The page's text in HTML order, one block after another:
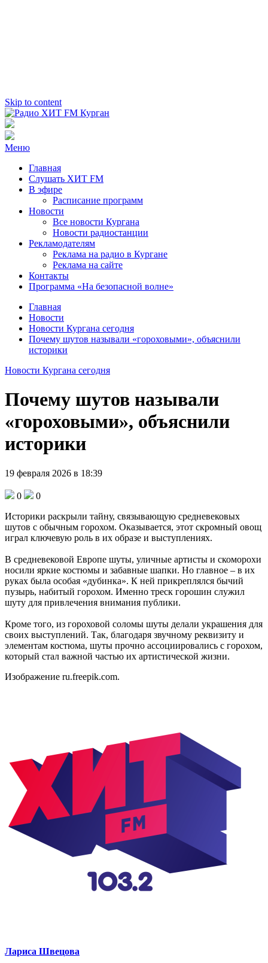
Skip to content
Радио ХИТ FM Курган
103.2 FM
Меню
Главная
Слушать ХИТ FM
В эфире
Расписание программ
Новости
Все новости Кургана
Новости радиостанции
Рекламодателям
Реклама на радио в Кургане
Реклама на сайте
Контакты
Программа «На безопасной волне»
Главная
Новости
Новости Кургана сегодня
Почему шутов называли «гороховыми», объяснили
историки
Новости Кургана сегодня
Почему шутов называли
«гороховыми», объяснили
историки
19 февраля 2026 в 18:39
0
0
Историки раскрыли тайну, связывающую средневековых
шутов с обычным горохом. Оказывается, этот скромный овощ
играл ключевую роль в их образе и выступлениях.
В средневековой Европе шуты, уличные артисты и скоморохи
носили яркие костюмы и забавные шапки. Но главное – в их
руках была особая «дубинка». К ней прикреплялся бычий
пузырь, набитый горохом. Именно треск горошин служил
шуту для привлечения внимания публики.
Кроме того, из гороховой соломы шуты делали украшения для
своих выступлений. Так, благодаря звучному реквизиту и
элементам костюма, шуты прочно ассоциировались с горохом,
который стал важной частью их артистической жизни.
Изображение ru.freepik.com.
Лариса Швецова